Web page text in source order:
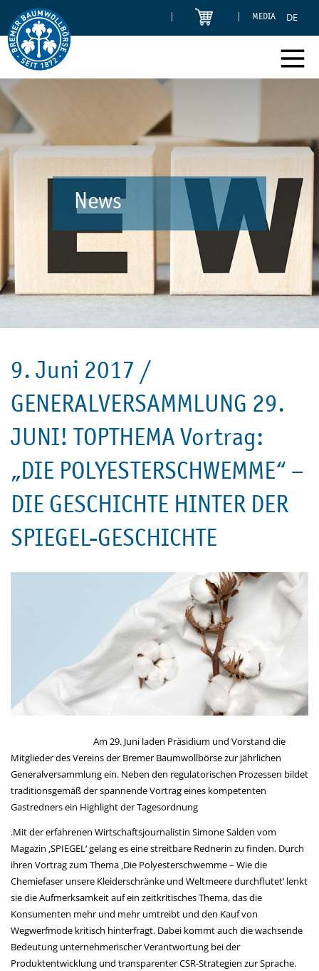
MEDIA DE
News
9. Juni 2017 /
GENERALVERSAMMLUNG 29.
JUNI! TOPTHEMA Vortrag:
„DIE POLYESTERSCHWEMME“ –
DIE GESCHICHTE HINTER DER
SPIEGEL-GESCHICHTE
Am 29. Juni laden Präsidium und Vorstand die
Mitglieder des Vereins der Bremer Baumwollbörse zur jährlichen
Generalversammlung ein. Neben den regulatorischen Prozessen bildet
traditionsgemäß der spannende Vortrag eines kompetenten
Gastredners ein Highlight der Tagesordnung
.Mit der erfahrenen Wirtschaftsjournalistin Simone Salden vom
Magazin ‚SPIEGEL‘ gelang es eine streitbare Rednerin zu finden. Durch
ihren Vortrag zum Thema ‚Die Polyesterschwemme – Wie die
Chemiefaser unsere Kleiderschränke und Weltmeere durchflutet‘ lenkt
sie die Aufmerksamkeit auf ein zeitkritisches Thema, das die
Konsumenten mehr und mehr umtreibt und den Kauf von
Wegwerfmode kritisch hinterfragt. Dabei kommt auch die wachsende
Bedeutung unternehmerischer Verantwortung bei der
Produktentwicklung und transparenter CSR-Strategien zur Sprache.